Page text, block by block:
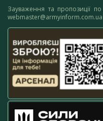
Зауваження та пропозиції
webmaster@armyinform.com.ua